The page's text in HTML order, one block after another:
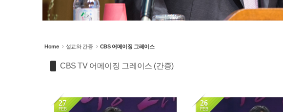
Home 설교와 간증 CBS 어메이징 그레이스
CBS TV 어메이징 그레이스 (간증)
27
FEB
26
FEB